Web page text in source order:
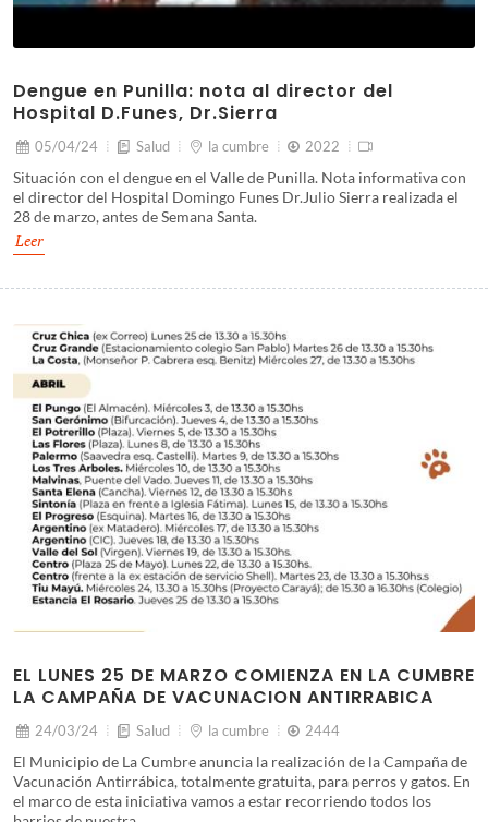
Dengue en Punilla: nota al director del
Hospital D.Funes, Dr.Sierra
05/04/24 Salud la cumbre 2022
Situación con el dengue en el Valle de Punilla. Nota informativa con
el director del Hospital Domingo Funes Dr.Julio Sierra realizada el
28 de marzo, antes de Semana Santa.
Leer
EL LUNES 25 DE MARZO COMIENZA EN LA CUMBRE
LA CAMPAÑA DE VACUNACION ANTIRRABICA
24/03/24 Salud la cumbre 2444
El Municipio de La Cumbre anuncia la realización de la Campaña de
Vacunación Antirrábica, totalmente gratuita, para perros y gatos. En
el marco de esta iniciativa vamos a estar recorriendo todos los